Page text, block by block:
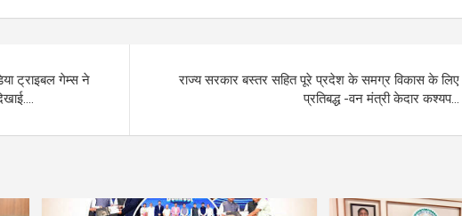
py
n
k
ar
ट्राइबल गेम्स ने
राज्य सरकार बस्तर सहित पूरे प्रदेश के समग्र विकास के लिए
प्रतिबद्ध -वन मंत्री केदार कश्यप…